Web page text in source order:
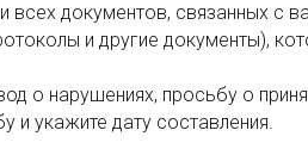
всех документов, связанных с
и другие документы),
о нарушениях, просьбу о
и укажите дату составления.